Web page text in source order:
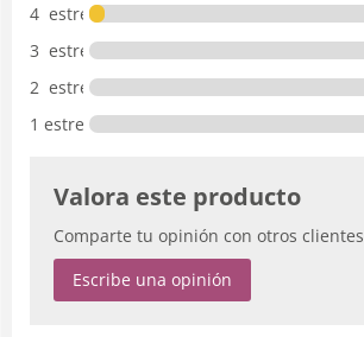
4 estrellas
3 estrellas
2 estrellas
1 estrella
Valora este producto
Comparte tu opinión con otros clientes
Escribe una opinión